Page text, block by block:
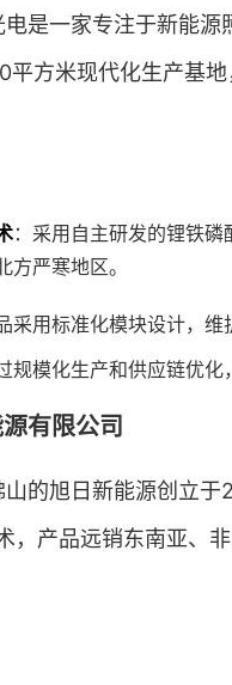
是一家专注于新能源
方米现代化生产基
：采用自主研发的锂铁
严寒地区。
采用标准化模块设计，维
规模化生产和供应链优化
有限公司
山的旭日新能源创立
，产品远销东南亚、